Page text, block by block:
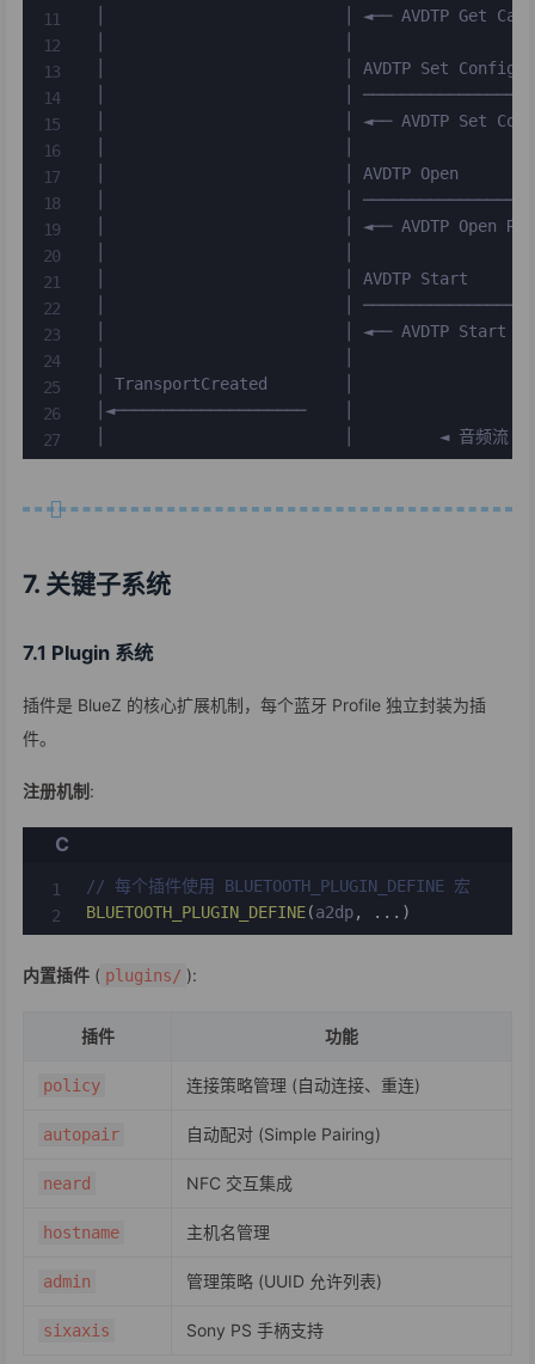
│                         │ ◄── AVDTP Get Caps
│                         │ AVDTP Set
│                         │
│                         │ ◄── AVDTP Set
│                         │ AVDTP Open
│                         │
│                         │ ◄── AVDTP Open Resp
│                         │ AVDTP Start
│                         │
│                         │ ◄── AVDTP Start Resp
│ TransportCreated        │
│◄────────────────────    │
│                         │         ◄ 音频流
7. 关键子系统
7.1 Plugin 系统
插件是 BlueZ 的核心扩展机制，每个蓝牙 Profile 独立封装为插
件。
注册机制 :
C
// 每个插件使用 BLUETOOTH_PLUGIN_DEFINE 宏
BLUETOOTH_PLUGIN_DEFINE(a2dp, . . . )
内置插件 ( plugins/ ):
插件 功能
policy 连接策略管理 (自动连接、重连)
autopair 自动配对 (Simple Pairing)
neard NFC 交互集成
hostname 主机名管理
admin 管理策略 (UUID 允许列表)
sixaxis Sony PS 手柄支持